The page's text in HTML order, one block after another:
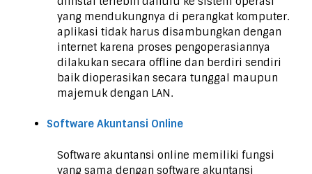
yang mendukungnya di perangkat komputer.
aplikasi tidak harus disambungkan dengan
internet karena proses pengoperasiannya
dilakukan secara offline dan berdiri sendiri
baik dioperasikan secara tunggal maupun
majemuk dengan LAN.
Software Akuntansi Online
Software akuntansi online memiliki fungsi
yang sama dengan software akuntansi